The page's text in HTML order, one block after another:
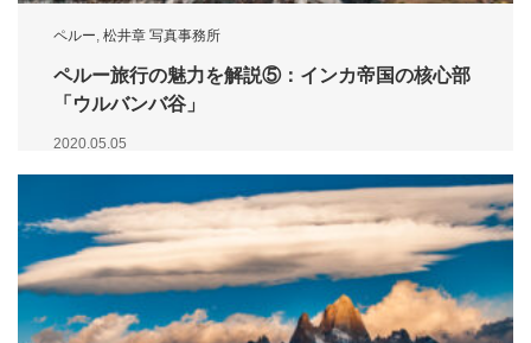
ペルー, 松井章 写真事務所
ペルー旅行の魅力を解説⑤：インカ帝国の核心部
「ウルバンバ谷」
2020.05.05